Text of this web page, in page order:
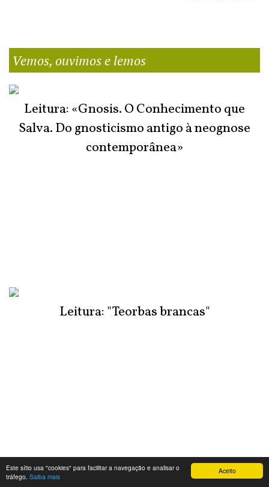
Aceito
Este sítio usa "cookies" para facilitar a navegação e analisar o
tráfego. Saiba mais
Vemos, ouvimos e lemos
Leitura: «Gnosis. O Conhecimento que
Salva. Do gnosticismo antigo à neognose
contemporânea»
Leitura: "Teorbas brancas"